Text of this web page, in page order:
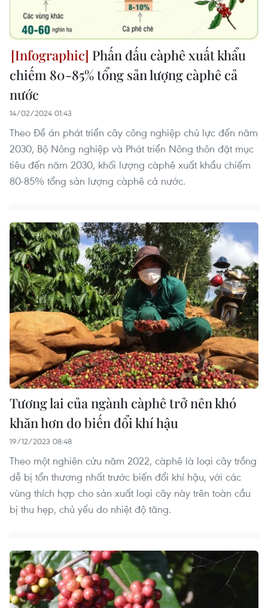
Phấn đấu càphê xuất khẩu
chiếm 80-85% tổng sản lượng càphê cả
nước
14/02/2024 01:43
Theo Đề án phát triển cây công nghiệp chủ lực đến năm
2030, Bộ Nông nghiệp và Phát triển Nông thôn đặt mục
tiêu đến năm 2030, khối lượng càphê xuất khẩu chiếm
80-85% tổng sản lượng càphê cả nước.
Tương lai của ngành càphê trở nên khó
khăn hơn do biến đổi khí hậu
19/12/2023 08:48
Theo một nghiên cứu năm 2022, càphê là loại cây trồng
dễ bị tổn thương nhất trước biến đổi khí hậu, với các
vùng thích hợp cho sản xuất loại cây này trên toàn cầu
bị thu hẹp, chủ yếu do nhiệt độ tăng.